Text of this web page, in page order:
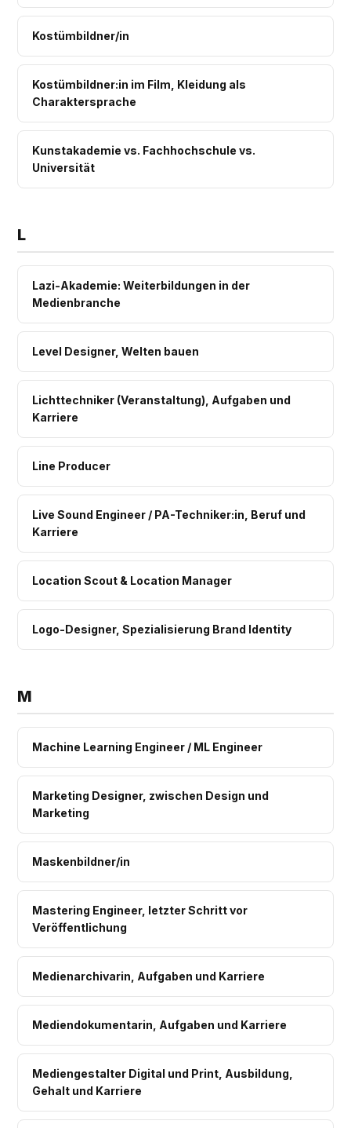
Kostümbildner/in
Kostümbildner:in im Film, Kleidung als
Charaktersprache
Kunstakademie vs. Fachhochschule vs.
Universität
L
Lazi-Akademie: Weiterbildungen in der
Medienbranche
Level Designer, Welten bauen
Lichttechniker (Veranstaltung), Aufgaben und
Karriere
Line Producer
Live Sound Engineer / PA-Techniker:in, Beruf und
Karriere
Location Scout & Location Manager
Logo-Designer, Spezialisierung Brand Identity
M
Machine Learning Engineer / ML Engineer
Marketing Designer, zwischen Design und
Marketing
Maskenbildner/in
Mastering Engineer, letzter Schritt vor
Veröffentlichung
Medienarchivarin, Aufgaben und Karriere
Mediendokumentarin, Aufgaben und Karriere
Mediengestalter Digital und Print, Ausbildung,
Gehalt und Karriere